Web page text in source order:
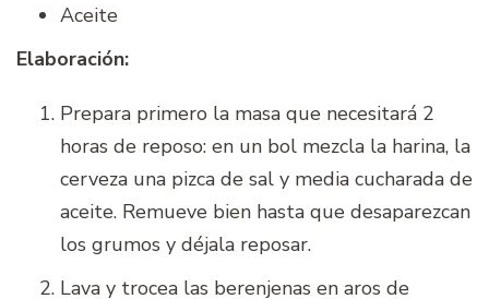
Aceite
Elaboración:
Prepara primero la masa que necesitará 2
horas de reposo: en un bol mezcla la harina, la
cerveza una pizca de sal y media cucharada de
aceite. Remueve bien hasta que desaparezcan
los grumos y déjala reposar.
Lava y trocea las berenjenas en aros de